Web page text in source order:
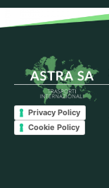
Privacy Policy
Cookie Policy